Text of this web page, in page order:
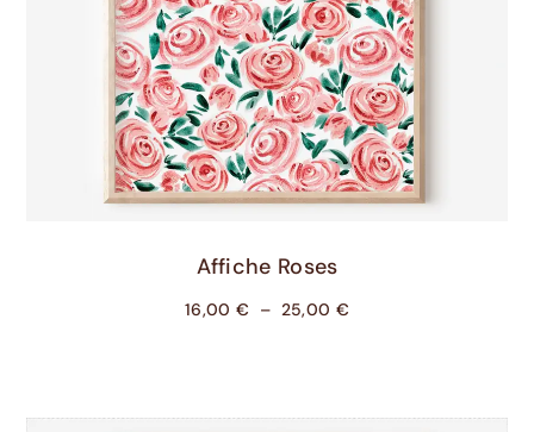
Choix Des Options
Affiche Roses
16,00 € – 25,00 €